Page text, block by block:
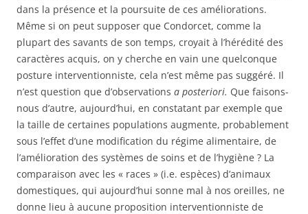
dans la présence et la poursuite de ces améliorations.
Même si on peut supposer que Condorcet, comme la
plupart des savants de son temps, croyait à l’hérédité des
caractères acquis, on y cherche en vain une quelconque
posture interventionniste, cela n’est même pas suggéré. Il
n’est question que d’observations a posteriori. Que faisons-
nous d’autre, aujourd’hui, en constatant par exemple que
la taille de certaines populations augmente, probablement
sous l’effet d’une modification du régime alimentaire, de
l’amélioration des systèmes de soins et de l’hygiène ? La
comparaison avec les « races » (i.e. espèces) d’animaux
domestiques, qui aujourd’hui sonne mal à nos oreilles, ne
donne lieu à aucune proposition interventionniste de